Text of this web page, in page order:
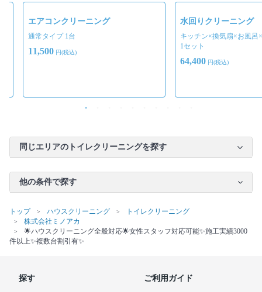
エアコンクリーニング
通常タイプ 1台
11,500 円(税込)
水回りクリーニング
キッチン×換気扇×お風呂
1セット
64,400 円(税込)
同じエリアのトイレクリーニングを探す
他の条件で探す
トップ ハウスクリーニング
トイレクリーニング
株式会社ミノアカ
🌟ハウスクリーニング全般対応🌟女性スタッフ対応可能✨施工実績3000
件以上✨複数台割引有✨
探す ご利用ガイド